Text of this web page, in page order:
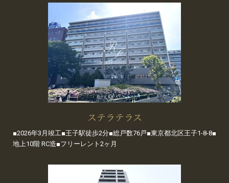
ステラテラス
■2026年3月竣工■王子駅徒歩2分■総戸数76戸■東京都北区王子1-8-8■
地上10階 RC造■フリーレント2ヶ月